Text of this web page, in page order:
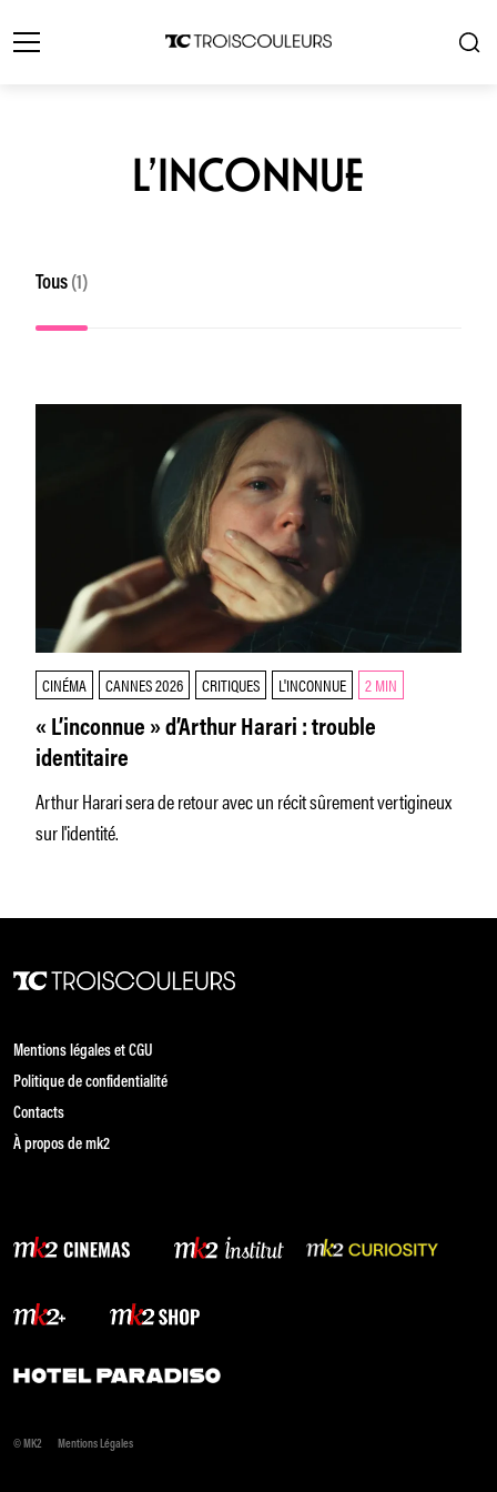
L’INCONNUE
Tous (1)
CINÉMA CANNES 2026 CRITIQUES L'INCONNUE 2 MIN
« L’inconnue » d’Arthur Harari : trouble
identitaire
Arthur Harari sera de retour avec un récit sûrement vertigineux
sur l'identité.
Mentions légales et CGU
Politique de confidentialité
Contacts
À propos de mk2
© MK2 Mentions Légales